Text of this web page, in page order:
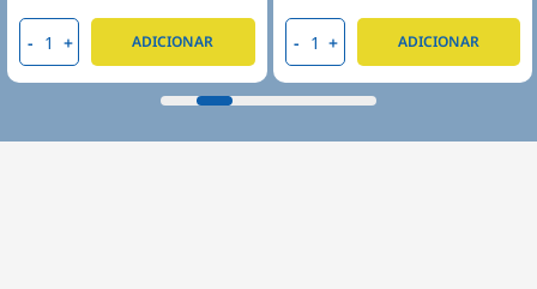
- + ADICIONAR - + ADICIONAR